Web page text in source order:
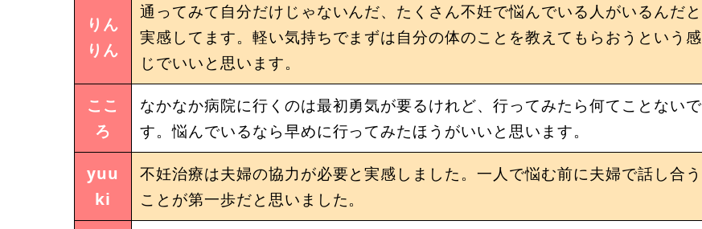
りん
りん
通ってみて自分だけじゃないんだ、たくさん不妊で悩んでいる人がいるんだと
実感してます。軽い気持ちでまずは自分の体のことを教えてもらおうという感
じでいいと思います。
ここ
ろ
なかなか病院に行くのは最初勇気が要るけれど、行ってみたら何てことないで
す。悩んでいるなら早めに行ってみたほうがいいと思います。
yuu
ki
不妊治療は夫婦の協力が必要と実感しました。一人で悩む前に夫婦で話し合う
ことが第一歩だと思いました。